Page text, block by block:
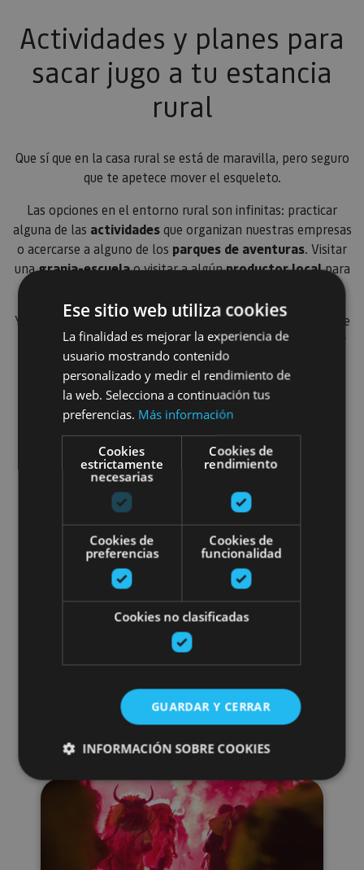
Actividades y planes para
sacar jugo a tu estancia
rural
Que sí que en la casa rural se está de maravilla, pero seguro
que te apetece mover el esqueleto.
Las opciones en el entorno rural son infinitas: practicar
alguna de las actividadesque organizan nuestras empresas
o acercarse a alguno de los parques de aventuras. Visitar
unagranja-escuelao visitar a algúnproductor localpara
Y si te tira más lacultura, estás en la puerta del Camino de
Santiago y en el Reyno de Navarra, así que entre museos y
arquitectura civil y religiosa seguro que no encuentras el
momento de volver a tu casa rural.
Fiesta de la vendimia de Navarra
29 AGO - 30 AGO
Fiesta de la vendimia de
Navarra
Carnavales de Alsasua
Ese sitio web utiliza cookies
La finalidad es mejorar la experiencia de
usuario mostrando contenido
personalizado y medir el rendimiento de
la web. Selecciona a continuación tus
preferencias. Más información
Cookies
estrictamente
necesarias
Cookies de
rendimiento
Cookies de
preferencias
Cookies de
funcionalidad
Cookies no clasificadas
GUARDAR Y CERRAR
INFORMACIÓN SOBRE COOKIES
Cookies estrictamente necesarias
Cookies de rendimiento
Cookies de preferencias